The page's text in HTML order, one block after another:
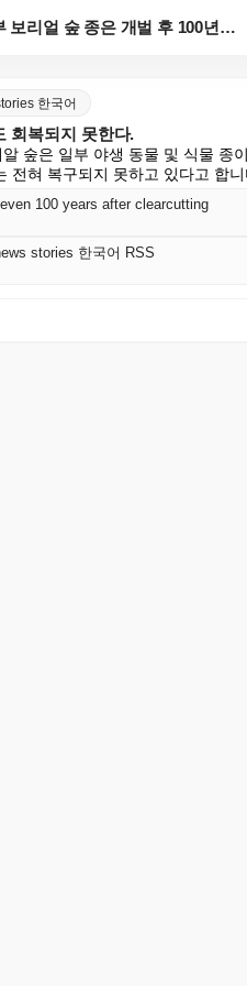
일부 보리얼 숲 종은 개벌 후 100년이 지나도 회복되...
한국어
회복되지 못한다.
숲은 일부 야생 동물 및 식물 종
전혀 복구되지 못하고 있다고 합니
100 years after clearcutting
stories 한국어 RSS